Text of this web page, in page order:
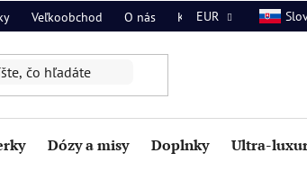
Veľkoobchod O nás Kontakt
EUR
Dózy a misy Doplnky Ultra-